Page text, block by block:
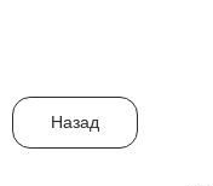
Назад